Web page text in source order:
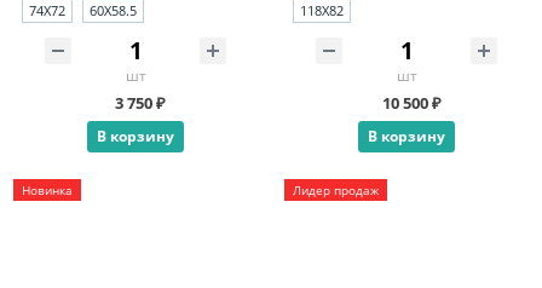
74Х72 60Х58.5
шт
3 750 ₽
В корзину
118X82
шт
10 500 ₽
В корзину
Новинка Лидер продаж